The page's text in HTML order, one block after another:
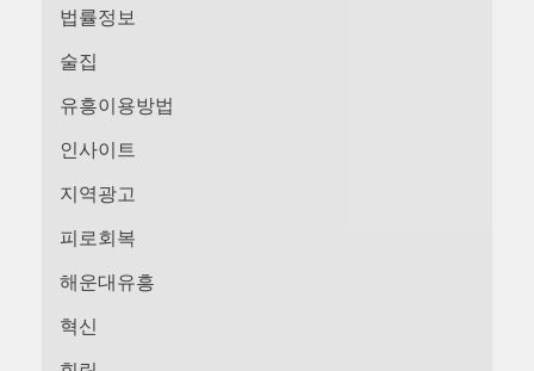
법률정보
술집
유흥이용방법
인사이트
지역광고
피로회복
해운대유흥
혁신